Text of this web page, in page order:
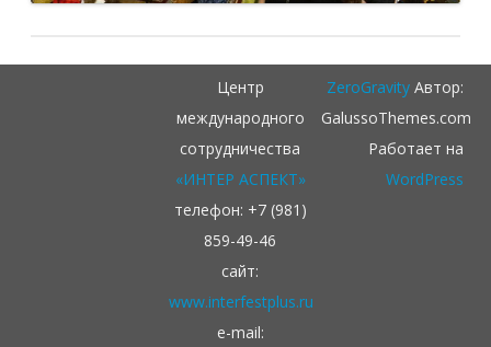
Центр
международного
сотрудничества
«ИНТЕР АСПЕКТ»
телефон: +7 (981)
859-49-46
сайт:
www.interfestplus.ru
e-mail:
ZeroGravityАвтор:
GalussoThemes.com
Работает на
WordPress